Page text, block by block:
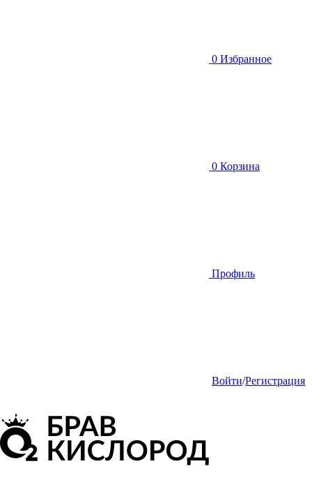
0 Избранное
0 Корзина
Профиль
Войти/Регистрация